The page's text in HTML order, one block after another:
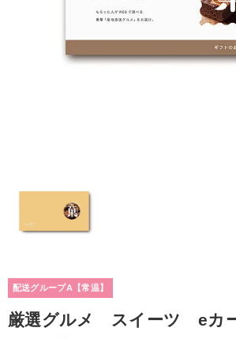
配送グループA【常温】
厳選グルメ スイーツ eカ